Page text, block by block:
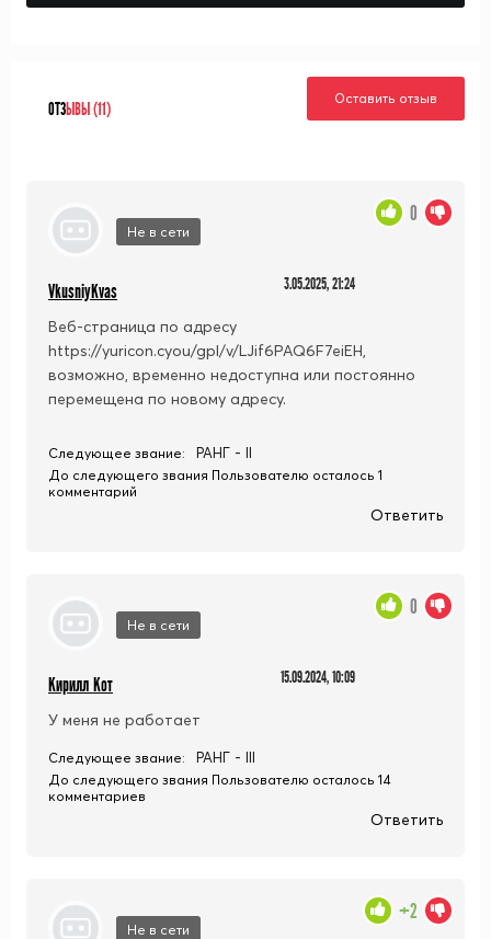
ОТЗЫВЫ (11)
Оставить отзыв
Не в сети
VkusniyKvas 3.05.2025, 21:24
Веб-страница по адресу
https://yuricon.cyou/gpl/v/LJif6PAQ6F7eiEH,
возможно, временно недоступна или постоянно
перемещена по новому адресу.
0
Следующее звание: РАНГ - II
До следующего звания Пользователю осталось 1
комментарий
Ответить
Не в сети
Кирилл Кот 15.09.2024, 10:09
У меня не работает
0
Следующее звание: РАНГ - III
До следующего звания Пользователю осталось 14
комментариев
Ответить
Не в сети
+2